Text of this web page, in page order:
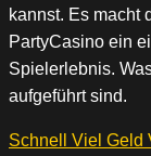
kannst. Es macht
PartyCasino ein
Spielerlebnis.
aufgeführt sind.
Schnell Viel Geld